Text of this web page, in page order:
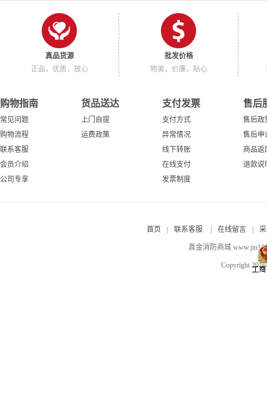
真品货源
正品，优质，放心
批发价格
物美，价廉，贴心
购物指南
常见问题
购物流程
联系客服
会员介绍
公司专享
货品送达
上门自提
运费政策
支付发票
支付方式
异常情况
线下转账
在线支付
发票制度
售后
售后政
售后申
商品返
退款说
首页 联系客服 在线留言
真金消防商城
Copyright